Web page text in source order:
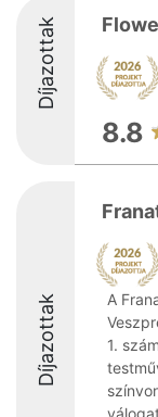
Díjazottak
8.8
Díjazottak
A
1.